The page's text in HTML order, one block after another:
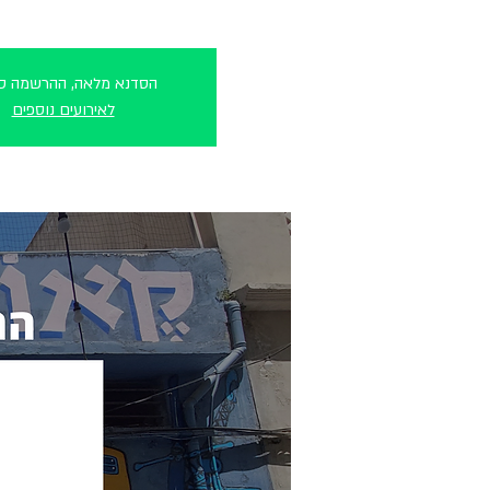
הסדנא מלאה, ההרשמה
לאירועים נוספים